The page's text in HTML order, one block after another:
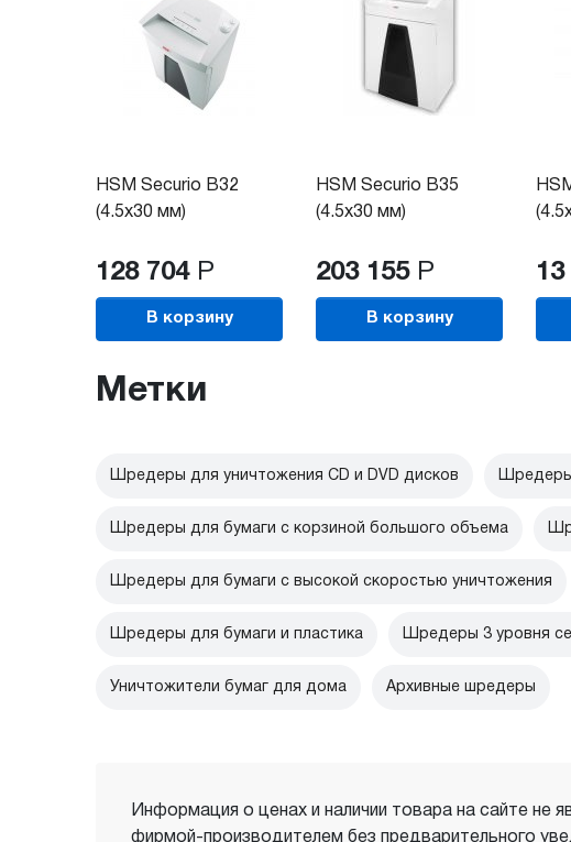
HSM Securio B32
(4.5х30 мм)
128 704 Р
В корзину
HSM Securio B35
(4.5x30 мм)
203 155 Р
В корзину
13
Метки
Шредеры для уничтожения CD и DVD дисков Шредеры
Шредеры для бумаги с корзиной большого объема
Шредеры для бумаги с высокой скоростью уничтожения
Шредеры для бумаги и пластика Шредеры 3 уровня
Уничтожители бумаг для дома Архивные шредеры
Информация о ценах и наличии товара на сайте не
фирмой-производителем без предварительного